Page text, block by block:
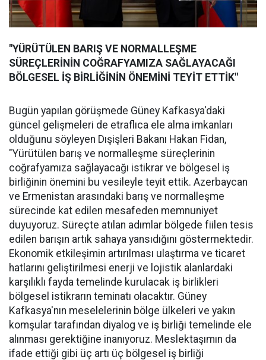
"YÜRÜTÜLEN BARIŞ VE NORMALLEŞME
SÜREÇLERİNİN COĞRAFYAMIZA SAĞLAYACAĞI
BÖLGESEL İŞ BİRLİĞİNİN ÖNEMİNİ TEYİT ETTİK"
Bugün yapılan görüşmede Güney Kafkasya'daki
güncel gelişmeleri de etraflıca ele alma imkanları
olduğunu söyleyen Dışişleri Bakanı Hakan Fidan,
"Yürütülen barış ve normalleşme süreçlerinin
coğrafyamıza sağlayacağı istikrar ve bölgesel iş
birliğinin önemini bu vesileyle teyit ettik. Azerbaycan
ve Ermenistan arasındaki barış ve normalleşme
sürecinde kat edilen mesafeden memnuniyet
duyuyoruz. Süreçte atılan adımlar bölgede fiilen tesis
edilen barışın artık sahaya yansıdığını göstermektedir.
Ekonomik etkileşimin artırılması ulaştırma ve ticaret
hatlarını geliştirilmesi enerji ve lojistik alanlardaki
karşılıklı fayda temelinde kurulacak iş birlikleri
bölgesel istikrarın teminatı olacaktır. Güney
Kafkasya'nın meselelerinin bölge ülkeleri ve yakın
komşular tarafından diyalog ve iş birliği temelinde ele
alınması gerektiğine inanıyoruz. Meslektaşımın da
ifade ettiği gibi üç artı üç bölgesel iş birliği